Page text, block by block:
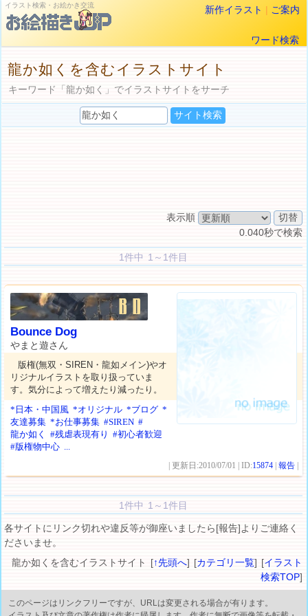
イラスト検索・お絵かき交流 新作イラスト | ご案内
ワード検索
龍か如くを含むイラストサイト
キーワード「龍か如く」でイラストサイトをサーチ
表示順
0.040秒で検索
1件中 1～1件目
Bounce Dog
やまと遊さん
版権(無双・SIREN・龍如メイン)やオ
リジナルイラストを取り扱っていま
す。気分によって増えたり減ったり。
*日本・中国風 *オリジナル *ブログ *
友達募集 *お仕事募集 #SIREN #
龍か如く
#残虐表現有り
#初心者歓迎
#版権物中心 ...
| 更新日:2010/07/01 | ID:15874 |報告
1件中 1～1件目
各サイトにリンク切れや違反等が御座いましたら[報告]よりご連絡く
ださいませ。
龍か如くを含むイラストサイト [↑先頭へ] [カテゴリ一覧] [イラスト
検索TOP]
このページはリンクフリーですが、URLは変更される場合が有ります。